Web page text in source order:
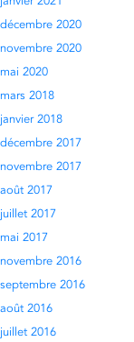
décembre 2020
novembre 2020
mai 2020
mars 2018
janvier 2018
décembre 2017
novembre 2017
août 2017
juillet 2017
mai 2017
novembre 2016
septembre 2016
août 2016
juillet 2016